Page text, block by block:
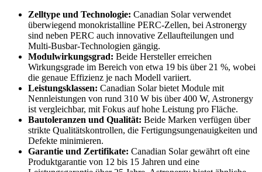
Zelltype und Technologie: Canadian Solar verwendet
überwiegend monokristalline PERC-Zellen, bei Astronergy
sind neben PERC auch innovative Zellaufteilungen und
Multi-Busbar-Technologien gängig.
Modulwirkungsgrad: Beide Hersteller erreichen
Wirkungsgrade im Bereich von etwa 19 bis über 21 %, wobei
die genaue Effizienz je nach Modell variiert.
Leistungsklassen: Canadian Solar bietet Module mit
Nennleistungen von rund 310 W bis über 400 W, Astronergy
ist vergleichbar, mit Fokus auf hohe Leistung pro Fläche.
Bautoleranzen und Qualität: Beide Marken verfügen über
strikte Qualitätskontrollen, die Fertigungsungenauigkeiten und
Defekte minimieren.
Garantie und Zertifikate: Canadian Solar gewährt oft eine
Produktgarantie von 12 bis 15 Jahren und eine